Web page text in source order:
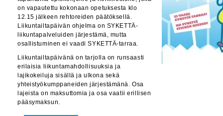
on vapautettu kokonaan opetuksesta klo
12.15 jälkeen rehtoreiden päätöksellä.
Liikuntailtapäivän ohjelma on SYKETTÄ-
liikuntapalveluiden järjestämä, mutta
osallistuminen ei vaadi SYKETTÄ-tarraa.
Liikuntailtapäivänä on tarjolla on runsaasti
erilaisia liikuntamahdollisuuksia ja
lajikokeiluja sisällä ja ulkona sekä
yhteistyökumppaneiden järjestämänä. Osa
lajeista on maksuttomia ja osa vaatii erillisen
pääsymaksun.